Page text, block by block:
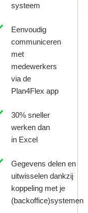
systeem
Eenvoudig
communiceren
met
medewerkers
via de
Plan4Flex app
30% sneller
werken dan
in Excel
Gegevens delen en
uitwisselen dankzij
koppeling met je
(backoffice)systemen